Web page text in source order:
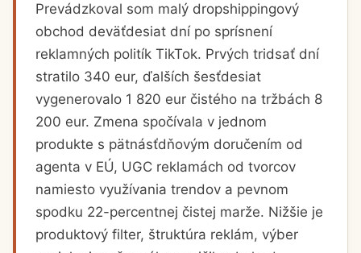
Prevádzkoval som malý dropshippingový
obchod deväťdesiat dní po sprísnení
reklamných politík TikTok. Prvých tridsať dní
stratilo 340 eur, ďalších šesťdesiat
vygenerovalo 1 820 eur čistého na tržbách 8
200 eur. Zmena spočívala v jednom
produkte s pätnásťdňovým doručením od
agenta v EÚ, UGC reklamách od tvorcov
namiesto využívania trendov a pevnom
spodku 22-percentnej čistej marže. Nižšie je
produktový filter, štruktúra reklám, výber